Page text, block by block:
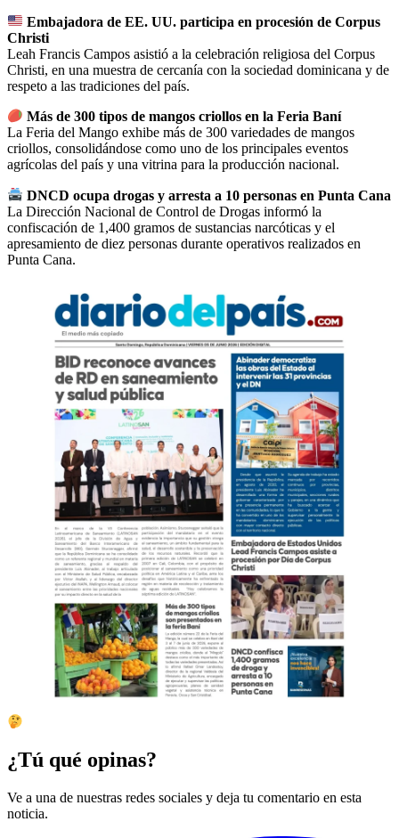
Embajadora de EE. UU. participa en procesión de Corpus
Christi
Leah Francis Campos asistió a la celebración religiosa del Corpus
Christi, en una muestra de cercanía con la sociedad dominicana y de
respeto a las tradiciones del país.
Más de 300 tipos de mangos criollos en la Feria Baní
La Feria del Mango exhibe más de 300 variedades de mangos
criollos, consolidándose como uno de los principales eventos
agrícolas del país y una vitrina para la producción nacional.
DNCD ocupa drogas y arresta a 10 personas en Punta Cana
La Dirección Nacional de Control de Drogas informó la
confiscación de 1,400 gramos de sustancias narcóticas y el
apresamiento de diez personas durante operativos realizados en
Punta Cana.
¿Tú qué opinas?
Ve a una de nuestras redes sociales y deja tu comentario en esta
noticia.